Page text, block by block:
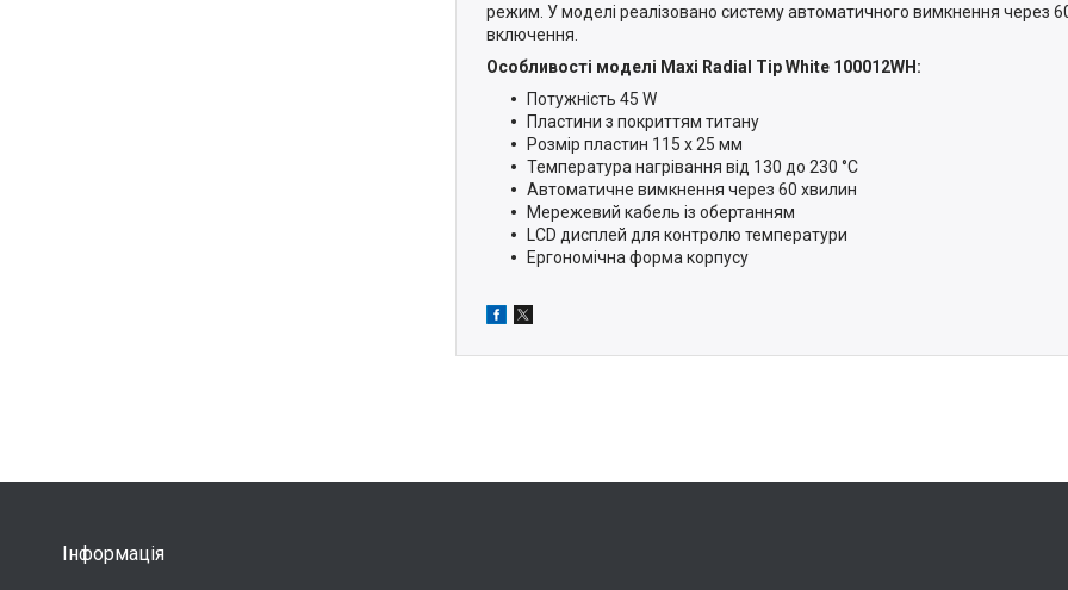
режим. У моделі реалізовано систему автоматичного вимкнення через
включення.
Особливості моделі Maxi Radial Tip White 100012WH:
Потужність 45 W
Пластини з покриттям титану
Розмір пластин 115 x 25 мм
Температура нагрівання від 130 до 230 °C
Автоматичне вимкнення через 60 хвилин
Мережевий кабель із обертанням
LCD дисплей для контролю температури
Ергономічна форма корпусу
Інформація